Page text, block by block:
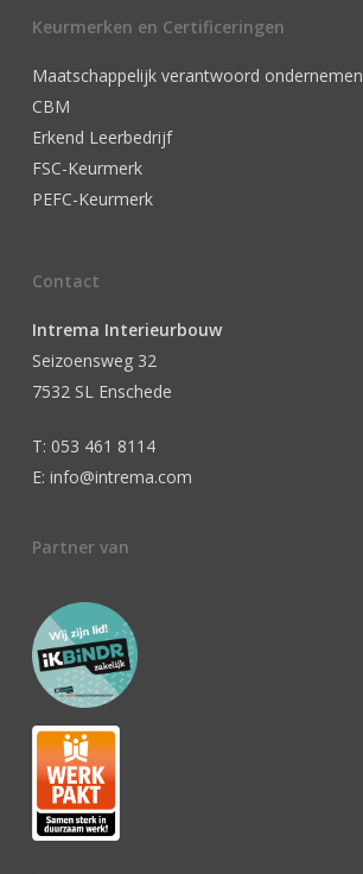
Keurmerken en Certificeringen
Maatschappelijk verantwoord ondernemen
CBM
Erkend Leerbedrijf
FSC-Keurmerk
PEFC-Keurmerk
Contact
Intrema Interieurbouw
Seizoensweg 32
7532 SL Enschede
T: 053 461 8114
E: info@intrema.com
Partner van